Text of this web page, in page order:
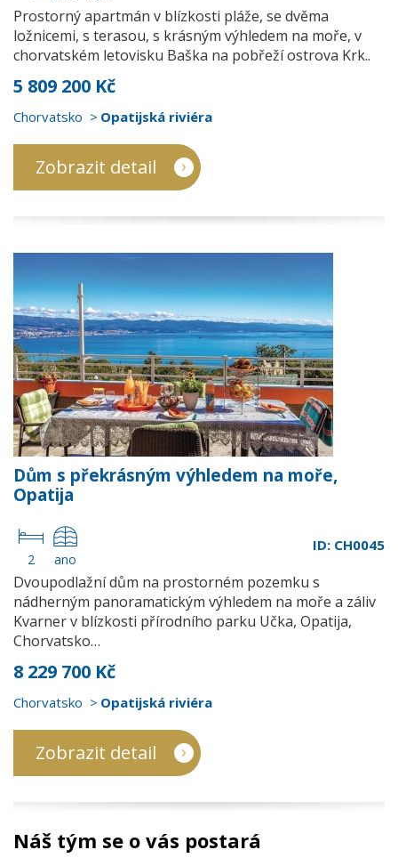
Prostorný apartmán v blízkosti pláže, se dvěma
ložnicemi, s terasou, s krásným výhledem na moře, v
chorvatském letovisku Baška na pobřeží ostrova Krk..
5 809 200 Kč
Chorvatsko Opatijská riviéra
Zobrazit detail
Dům s překrásným výhledem na moře,
Opatija
2 ano
ID: CH0045
Dvoupodlažní dům na prostorném pozemku s
nádherným panoramatickým výhledem na moře a záliv
Kvarner v blízkosti přírodního parku Učka, Opatija,
Chorvatsko…
8 229 700 Kč
Chorvatsko Opatijská riviéra
Zobrazit detail
Náš tým se o vás postará